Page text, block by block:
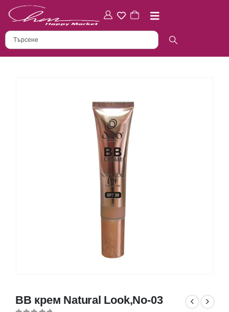
BB крем Natural Look,No-03